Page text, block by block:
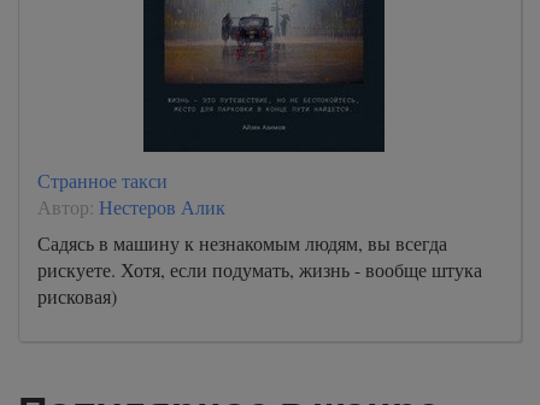
Странное такси
Автор: Нестеров Алик
Садясь в машину к незнакомым людям, вы всегда
рискуете. Хотя, если подумать, жизнь - вообще штука
рисковая)